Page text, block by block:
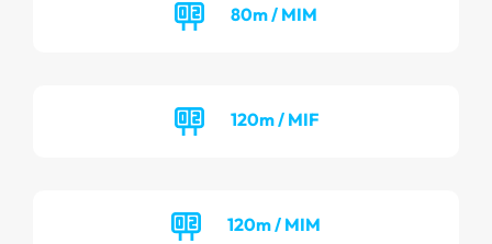
80m / MIM
120m / MIF
120m / MIM